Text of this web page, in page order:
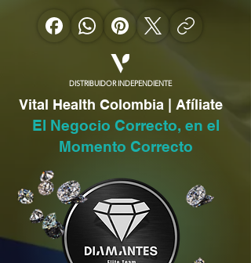
DISTRIBUIDOR INDEPENDIENTE
Vital Health Colombia | Afíliate
El Negocio Correcto, en el
Momento Correcto